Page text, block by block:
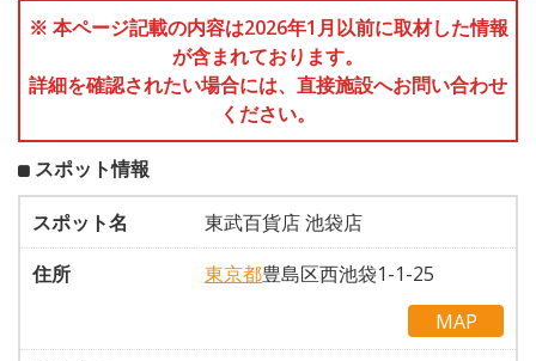
※ 本ページ記載の内容は2026年1月以前に取材した情報
が含まれております。
詳細を確認されたい場合には、直接施設へお問い合わせ
ください。
スポット情報
スポット名
東武百貨店 池袋店
住所
東京都豊島区西池袋1-1-25
MAP